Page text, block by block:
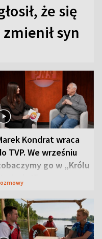
że się
syn
Kondrat wraca
TVP. We wrześniu
go w „Królu
I”